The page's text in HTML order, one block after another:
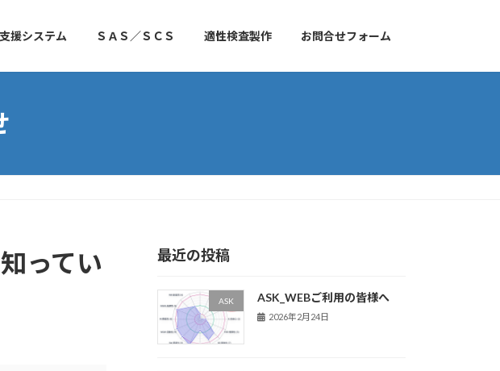
援システム ＳＡＳ／ＳＣＳ 適性検査製作 お問合せフォーム
ってい
最近の投稿
ASK ASK_WEBご利用の皆様へ
2026年2月24日